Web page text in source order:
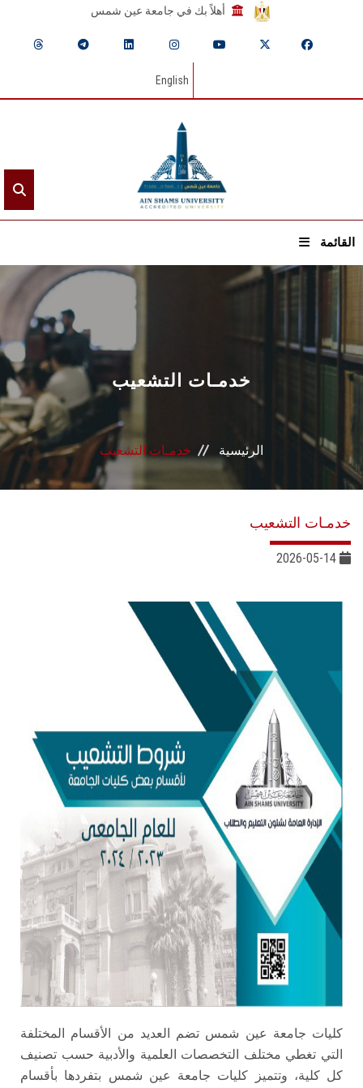
أهلاً بك في جامعة عين شمس
English
القائمة
الرئيسيـة
عن الجامعة
القطاعـات
الشئون الأكاديمية
البحث العلمي
الطلاب
هيئة التدريس
الدراسات العليا
الخريجين
الموظفون
الزائـرون
سجل الان
خدمـات التشعيب
الرئيسية خدمـات التشعيب
خدمـات التشعيب
كليات جامعة عين شمس تضم العديد من الأقسام المختلفة
التي تغطي مختلف التخصصات العلمية والأدبية حسب تصنيف
كل كلية، وتتميز كليات جامعة عين شمس بتفردها بأقسام